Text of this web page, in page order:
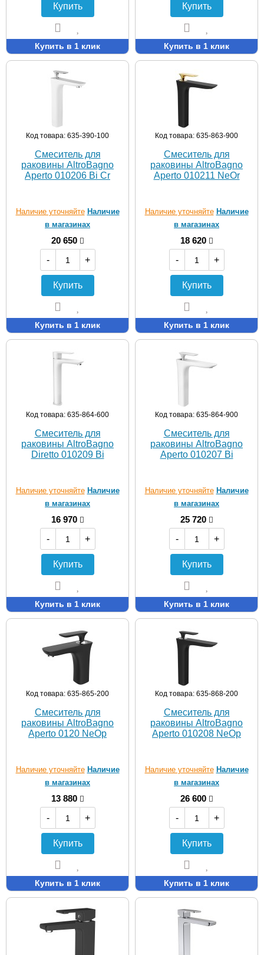
Купить
Купить в 1 клик
Купить
Купить в 1 клик
Код товара: 635-390-100
Смеситель для
раковины AltroBagno
Aperto 010206 Bi Cr
Наличие уточняйте Наличие
в магазинах
20 650
-
+
Купить
Купить в 1 клик
Код товара: 635-863-900
Смеситель для
раковины AltroBagno
Aperto 010211 NeOr
Наличие уточняйте Наличие
в магазинах
18 620
-
+
Купить
Купить в 1 клик
Код товара: 635-864-600
Смеситель для
раковины AltroBagno
Diretto 010209 Bi
Наличие уточняйте Наличие
в магазинах
16 970
-
+
Купить
Купить в 1 клик
Код товара: 635-864-900
Смеситель для
раковины AltroBagno
Aperto 010207 Bi
Наличие уточняйте Наличие
в магазинах
25 720
-
+
Купить
Купить в 1 клик
Код товара: 635-865-200
Смеситель для
раковины AltroBagno
Aperto 0120 NeOp
Наличие уточняйте Наличие
в магазинах
13 880
-
+
Купить
Купить в 1 клик
Код товара: 635-868-200
Смеситель для
раковины AltroBagno
Aperto 010208 NeOp
Наличие уточняйте Наличие
в магазинах
26 600
-
+
Купить
Купить в 1 клик